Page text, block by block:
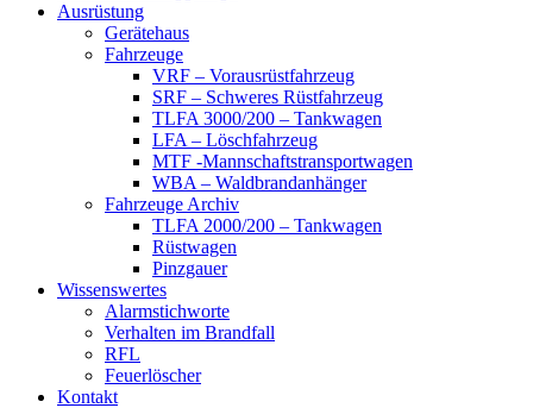
Ausrüstung
Gerätehaus
Fahrzeuge
VRF – Vorausrüstfahrzeug
SRF – Schweres Rüstfahrzeug
TLFA 3000/200 – Tankwagen
LFA – Löschfahrzeug
MTF -Mannschaftstransportwagen
WBA – Waldbrandanhänger
Fahrzeuge Archiv
TLFA 2000/200 – Tankwagen
Rüstwagen
Pinzgauer
Wissenswertes
Alarmstichworte
Verhalten im Brandfall
RFL
Feuerlöscher
Kontakt